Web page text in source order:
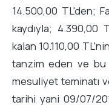
14.500,00 TL'den;
kaydıyla; 4.390,00
kalan 10.110,00
tanzim eden ve bu
mesuliyet teminatı
tarihi yani 09/07/